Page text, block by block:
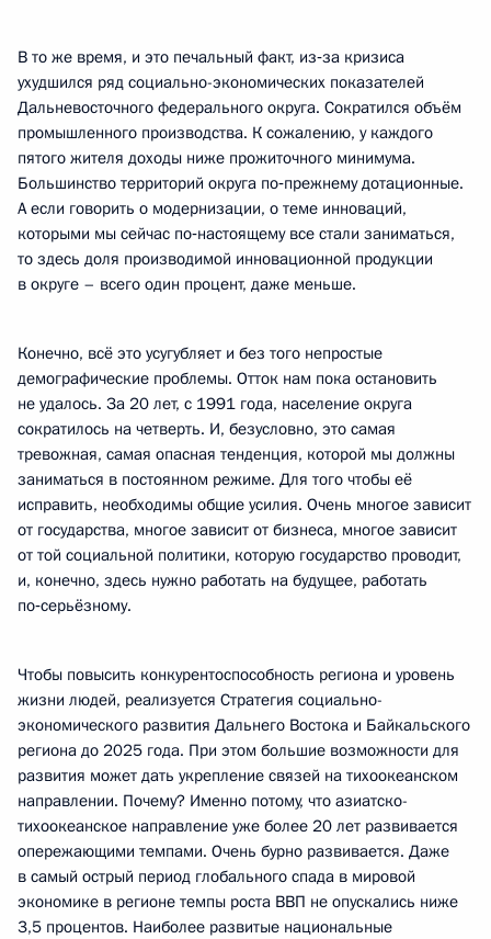
В то же время, и это печальный факт, из‑за кризиса
ухудшился ряд социально-экономических показателей
Дальневосточного федерального округа. Сократился объём
промышленного производства. К сожалению, у каждого
пятого жителя доходы ниже прожиточного минимума.
Большинство территорий округа по‑прежнему дотационные.
А если говорить о модернизации, о теме инноваций,
которыми мы сейчас по‑настоящему все стали заниматься,
то здесь доля производимой инновационной продукции
в округе – всего один процент, даже меньше.
Конечно, всё это усугубляет и без того непростые
демографические проблемы. Отток нам пока остановить
не удалось. За 20 лет, с 1991 года, население округа
сократилось на четверть. И, безусловно, это самая
тревожная, самая опасная тенденция, которой мы должны
заниматься в постоянном режиме. Для того чтобы её
исправить, необходимы общие усилия. Очень многое зависит
от государства, многое зависит от бизнеса, многое зависит
от той социальной политики, которую государство проводит,
и, конечно, здесь нужно работать на будущее, работать
по‑серьёзному.
Чтобы повысить конкурентоспособность региона и уровень
жизни людей, реализуется Стратегия социально-
экономического развития Дальнего Востока и Байкальского
региона до 2025 года. При этом большие возможности для
развития может дать укрепление связей на тихоокеанском
направлении. Почему? Именно потому, что азиатско-
тихоокеанское направление уже более 20 лет развивается
опережающими темпами. Очень бурно развивается. Даже
в самый острый период глобального спада в мировой
экономике в регионе темпы роста ВВП не опускались ниже
3,5 процентов. Наиболее развитые национальные